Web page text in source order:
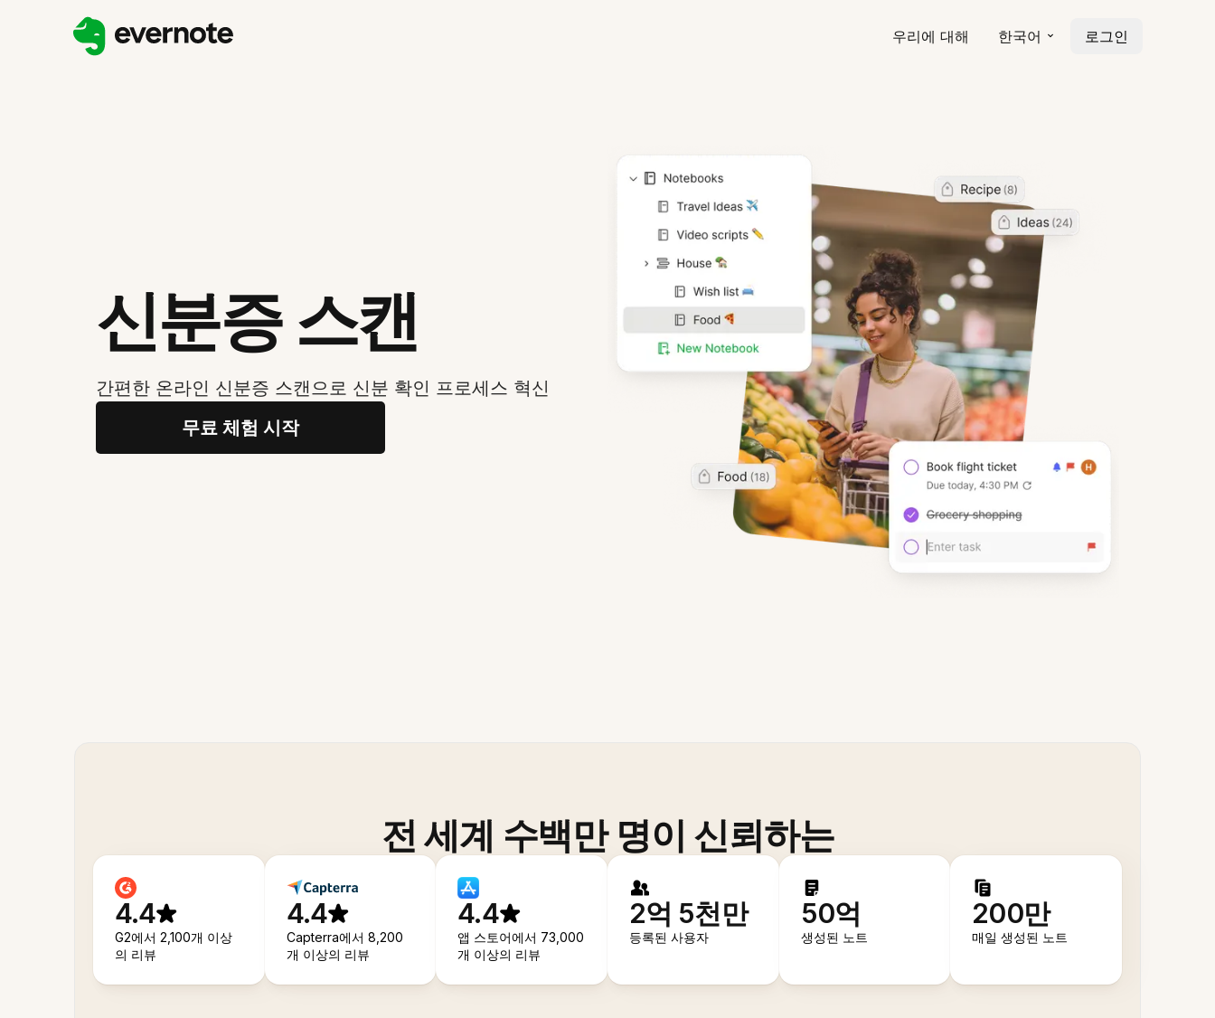
우리에 대해 한국어 로그인
신분증 스캔
간편한 온라인 신분증 스캔으로 신분 확인 프로세스 혁신
무료 체험 시작
전 세계 수백만 명이 신뢰하는
4.4
G2에서 2,100개 이상
의 리뷰
4.4
Capterra에서 8,200
개 이상의 리뷰
4.4
앱 스토어에서 73,000
개 이상의 리뷰
2억 5천만
등록된 사용자
50억
생성된 노트
200만
매일 생성된 노트